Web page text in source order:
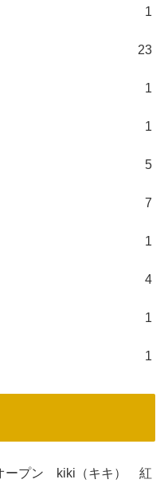
1
23
1
1
5
7
1
4
1
1
ープン kiki（キキ） 紅